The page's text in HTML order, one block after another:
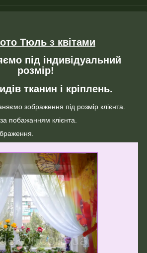
Тюль з квітами
під індивідуальний
розмір!
тканин і кріплень.
зображення під розмір клієнта.
побажанням клієнта.